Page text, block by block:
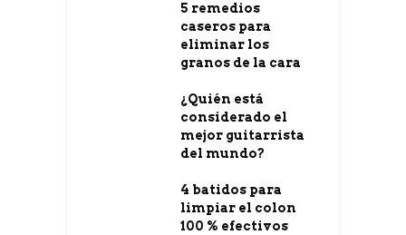
5 remedios
caseros para
eliminar los
granos de la cara
¿Quién está
considerado el
mejor guitarrista
del mundo?
4 batidos para
limpiar el colon
100 % efectivos